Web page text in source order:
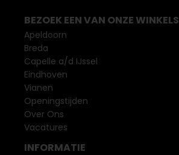
BEZOEK EEN VAN ONZE WINKELS
Apeldoorn
Breda
Capelle a/d IJssel
Eindhoven
Vianen
Openingstijden
Over Ons
Vacatures
INFORMATIE